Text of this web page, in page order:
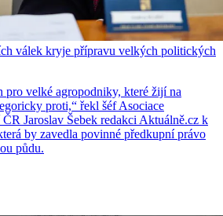
válek kryje přípravu velkých politických
pro velké agropodniky, které žijí na
proti,“ řekl šéf Asociace
Jaroslav Šebek redakci Aktuálně.cz k
by zavedla povinné předkupní právo
půdu.